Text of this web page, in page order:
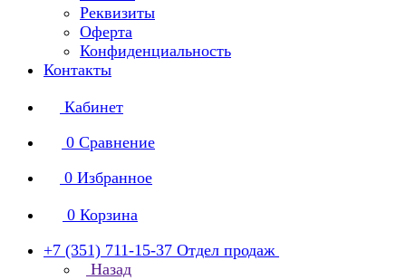
Реквизиты
Оферта
Конфиденциальность
Контакты
Кабинет
0 Сравнение
0 Избранное
0 Корзина
+7 (351) 711-15-37 Отдел продаж
Назад